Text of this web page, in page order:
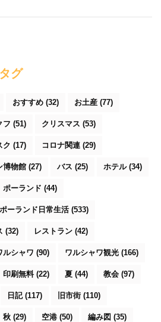
グ
おすすめ (32) お土産 (77)
フ (51) クリスマス (53)
ク (17) コロナ関連 (29)
博物館 (27) バス (25) ホテル(34)
ポーランド (44)
ポーランド日常生活(533)
(32) レストラン (42)
ルシャワ (90) ワルシャワ観光 (166)
印刷無料(22) 夏 (44) 教会 (97)
日記(117) 旧市街 (110)
秋 (29) 空港 (50) 編み図 (35)